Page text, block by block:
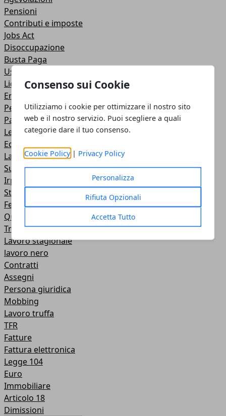
Consenso sui Cookie
Utilizziamo i cookie per ottimizzare il nostro sito
web e il nostro servizio. Puoi scegliere a quali
categorie dare il tuo consenso.
Cookie Policy | Privacy Policy
Personalizza
Rifiuta Opzionali
Accetta Tutto
Pensioni
Contributi e imposte
Jobs Act
Disoccupazione
Busta Paga
Usura
Licenziamento
Eredità
Permessi e congedi
Partita IVA
Legge di stabilità
Equitalia
Lavoro agricolo
Sussidi al reddito
Irpef
Studi di settore
Ferie
Quattordicesima
Trasferta
Lavoro stagionale
lavoro nero
Contratti
Assegni
Persona giuridica
Mobbing
Lavoro truffa
TFR
Fatture
Fattura elettronica
Legge 104
Euro
Immobiliare
Articolo 18
Dimissioni